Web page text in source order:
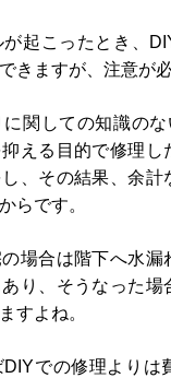
起こったとき、
きますが、注意が必
関しての知識の
える目的で修理し
、その結果、余計
らです。
場合は階下へ水漏
り、そうなった場
すよね。
での修理よりは